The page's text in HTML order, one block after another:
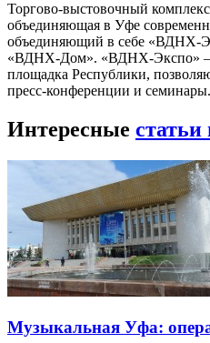
Торгово-выстовочный
объединяющая в Уфе
объединяющий в себе «ВДНХ-
«ВДНХ-Дом». «ВДНХ-Экспо» —
площадка Республики,
пресс-конференции и семинары.
Интересные
Музыкальная Уфа: